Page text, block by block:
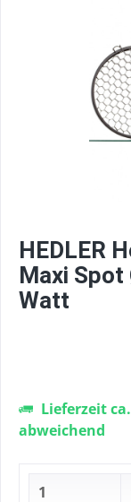
HEDLER
Maxi Spot
Watt
Lieferzeit
abweichend